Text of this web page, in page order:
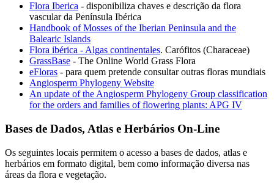
Flora Iberica - disponibiliza chaves e descrição da flora
vascular da Península Ibérica
Handbook of Mosses of the Iberian Peninsula and the
Balearic Islands
Flora ibérica - Algas continentales. Carófitos (Characeae)
GrassBase - The Online World Grass Flora
eFloras - para quem pretende consultar outras floras mundiais
Angiosperm Phylogeny Website
An update of the Angiosperm Phylogeny Group classification
for the orders and families of flowering plants: APG IV
Bases de Dados, Atlas e Herbários On-Line
Os seguintes locais permitem o acesso a bases de dados, atlas e
herbários em formato digital, bem como informação diversa nas
áreas da flora e vegetação.